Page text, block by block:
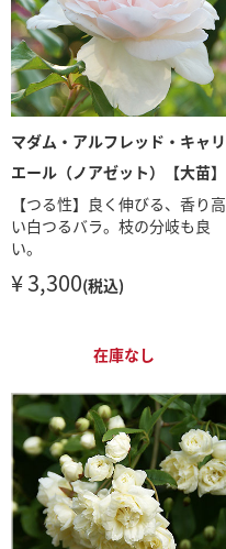
マダム・アルフレッド・キャリ
エール（ノアゼット）【大苗】
【つる性】良く伸びる、香り高
い白つるバラ。枝の分岐も良
い。
¥ 3,300(税込)
在庫なし